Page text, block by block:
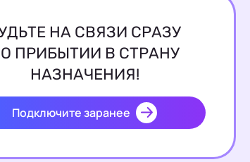
НА СВЯЗИ СРАЗУ
ПРИБЫТИИ В СТРАНУ
НАЗНАЧЕНИЯ!
Подключите заранее